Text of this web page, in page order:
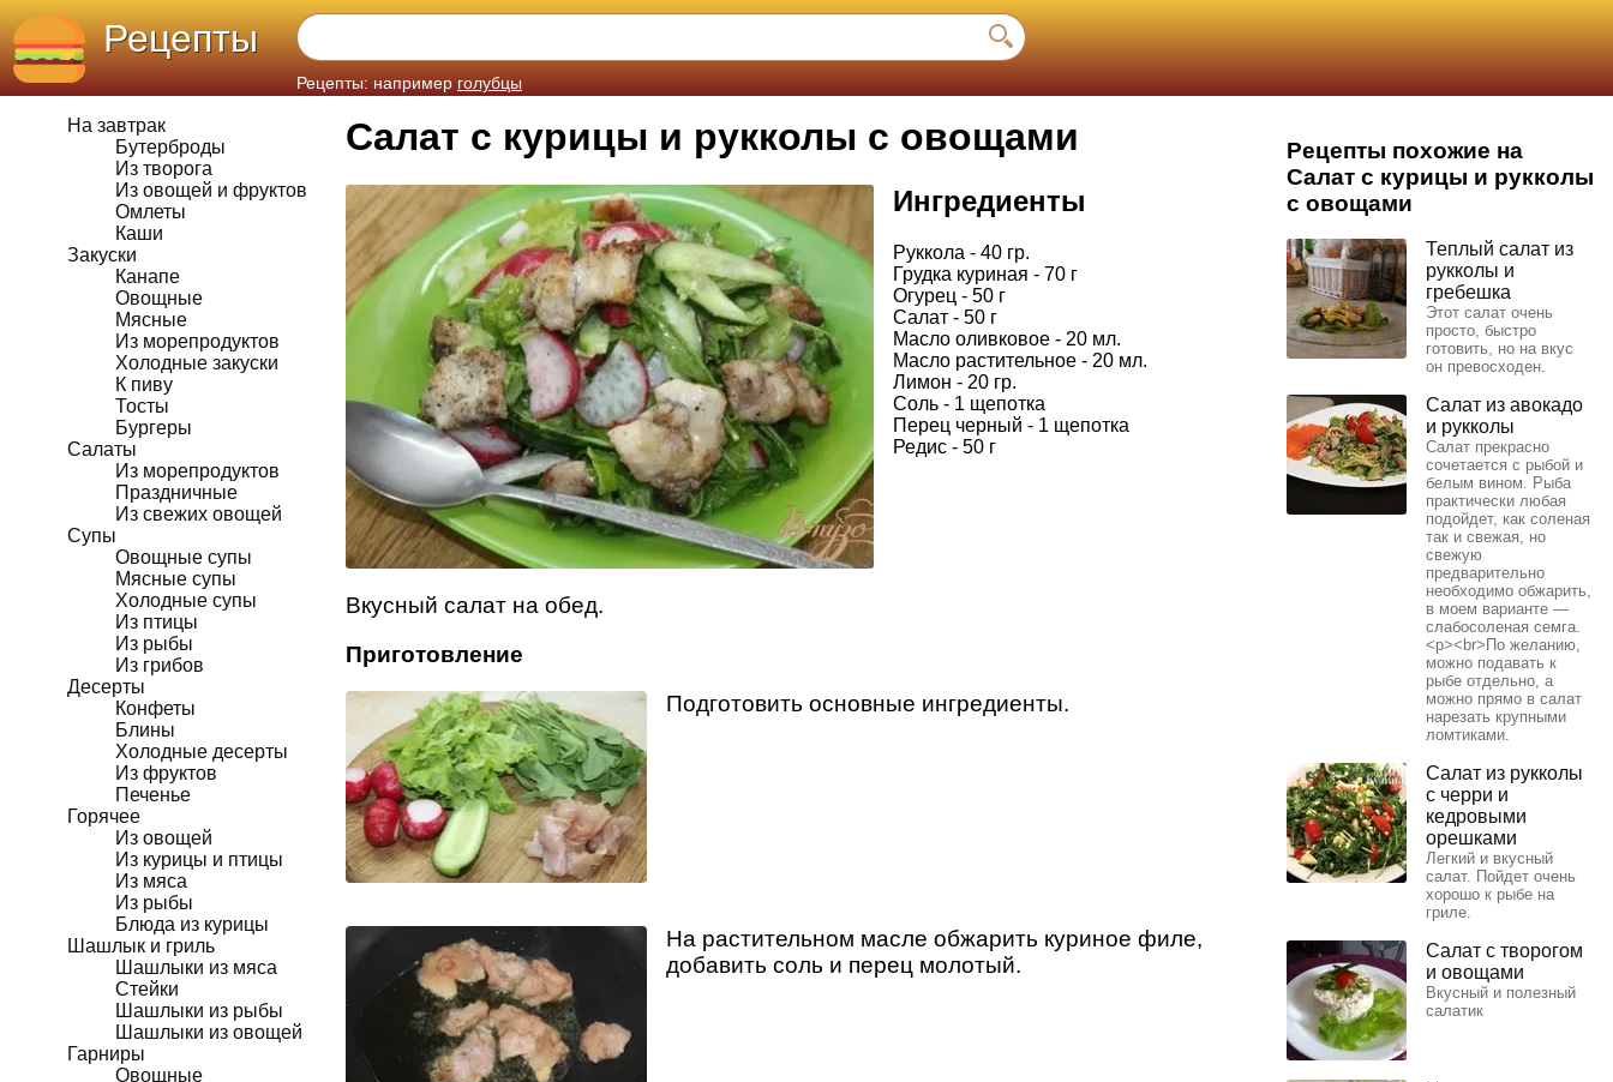
Рецепты
Рецепты: например голубцы
На завтрак
Бутерброды
Из творога
Из овощей и фруктов
Омлеты
Каши
Закуски
Канапе
Овощные
Мясные
Из морепродуктов
Холодные закуски
К пиву
Тосты
Бургеры
Салаты
Из морепродуктов
Праздничные
Из свежих овощей
Супы
Овощные супы
Мясные супы
Холодные супы
Из птицы
Из рыбы
Из грибов
Десерты
Конфеты
Блины
Холодные десерты
Из фруктов
Печенье
Горячее
Из овощей
Из курицы и птицы
Из мяса
Из рыбы
Блюда из курицы
Шашлык и гриль
Шашлыки из мяса
Стейки
Шашлыки из рыбы
Шашлыки из овощей
Гарниры
Овощные
Салат с курицы и рукколы с овощами
Ингредиенты
Руккола - 40 гр.
Грудка куриная - 70 г
Огурец - 50 г
Салат - 50 г
Масло оливковое - 20 мл.
Масло растительное - 20 мл.
Лимон - 20 гр.
Соль - 1 щепотка
Перец черный - 1 щепотка
Редис - 50 г
Вкусный салат на обед.
Приготовление
Подготовить основные ингредиенты.
На растительном масле обжарить куриное филе,
добавить соль и перец молотый.
Рецепты похожие на
Салат с курицы и рукколы
с овощами
Теплый салат из
рукколы и
гребешка
Этот салат очень
просто, быстро
готовить, но на вкус
он превосходен.
Салат из авокадо
и рукколы
Салат прекрасно
сочетается с рыбой и
белым вином. Рыба
практически любая
подойдет, как соленая
так и свежая, но
свежую
предварительно
необходимо обжарить,
в моем варианте —
слабосоленая семга.
<p><br>По желанию,
можно подавать к
рыбе отдельно, а
можно прямо в салат
нарезать крупными
ломтиками.
Салат из рукколы
с черри и
кедровыми
орешками
Легкий и вкусный
салат. Пойдет очень
хорошо к рыбе на
гриле.
Салат с творогом
и овощами
Вкусный и полезный
салатик